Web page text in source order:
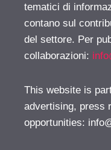
tematici di
contano sul
del settore. Per
collaborazioni:
This website is
advertising, press
opportunities: